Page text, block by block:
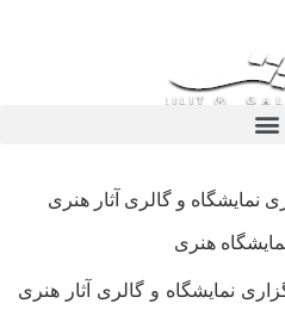
و گالری آثار هنری
هنری